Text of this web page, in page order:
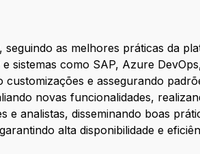
as melhores práticas da
sistemas como SAP, Azure
e assegurando
novas funcionalidades,
analistas, disseminando boas
alta disponibilidade e